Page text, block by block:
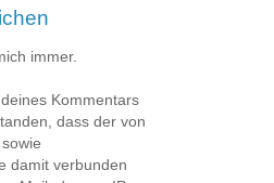
immer.
Kommentars
dass der von
damit verbunden